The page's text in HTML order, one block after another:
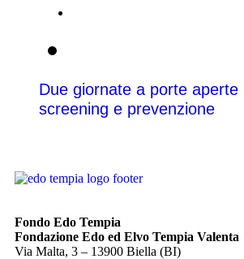
Due giornate a porte aperte
screening e prevenzione
Fondo Edo Tempia
Fondazione Edo ed Elvo Tempia Valenta
Via Malta, 3 – 13900 Biella (BI)